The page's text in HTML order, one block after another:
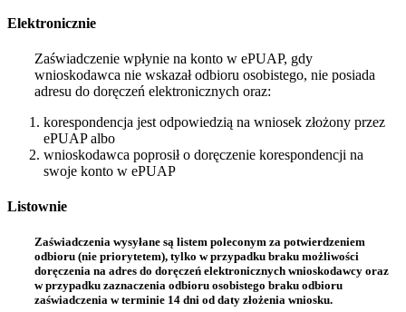
Elektronicznie
Zaświadczenie wpłynie na konto w ePUAP, gdy
wnioskodawca nie wskazał odbioru osobistego, nie posiada
adresu do doręczeń elektronicznych oraz:
korespondencja jest odpowiedzią na wniosek złożony przez
ePUAP albo
wnioskodawca poprosił o doręczenie korespondencji na
swoje konto w ePUAP
Listownie
Zaświadczenia wysyłane są listem poleconym za potwierdzeniem
odbioru (nie priorytetem), tylko w przypadku braku możliwości
doręczenia na adres do doręczeń elektronicznych wnioskodawcy oraz
w przypadku zaznaczenia odbioru osobistego braku odbioru
zaświadczenia w terminie 14 dni od daty złożenia wniosku.